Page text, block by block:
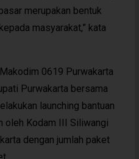
merupakan bentuk
masyarakat,” kata
0619 Purwakarta
Purwakarta bersama
launching bantuan
oleh Kodam III Siliwangi
dengan jumlah paket